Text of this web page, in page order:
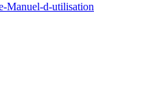
Manuel-d-utilisation